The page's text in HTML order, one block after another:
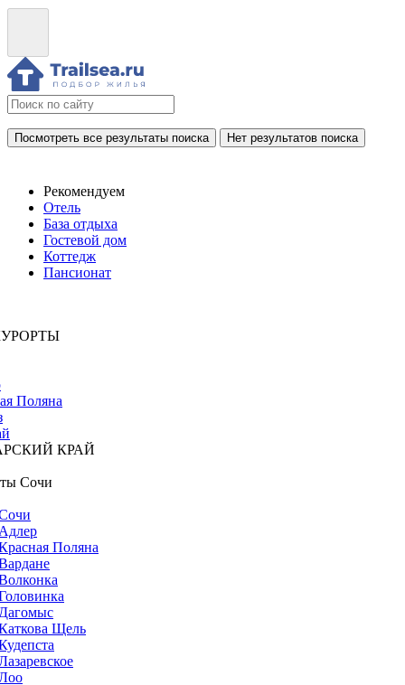
Посмотреть все результаты поиска Нет результатов поиска
Рекомендуем
Отель
База отдыха
Гостевой дом
Коттедж
Пансионат
Поляна
КРАЙ
Сочи
Поляна
Щель